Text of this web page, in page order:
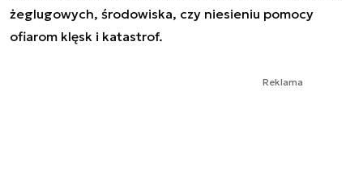
żeglugowych, środowiska, czy niesieniu pomocy
ofiarom klęsk i katastrof.
Reklama